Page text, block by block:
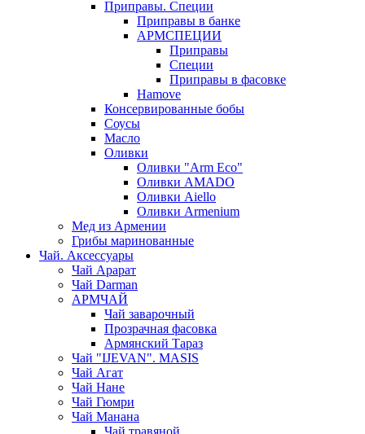
Приправы. Специи
Приправы в банке
АРМСПЕЦИИ
Приправы
Специи
Приправы в фасовке
Hamove
Консервированные бобы
Соусы
Масло
Оливки
Оливки "Arm Eco"
Оливки AMADO
Оливки Aiello
Оливки Armenium
Мед из Армении
Грибы маринованные
Чай. Аксессуары
Чай Арарат
Чай Darman
АРМЧАЙ
Чай заварочный
Прозрачная фасовка
Армянский Тараз
Чай "IJEVAN". MASIS
Чай Агат
Чай Нане
Чай Гюмри
Чай Манана
Чай травяной